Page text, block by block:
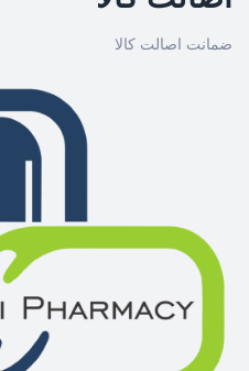
ضمانت اصالت کالا